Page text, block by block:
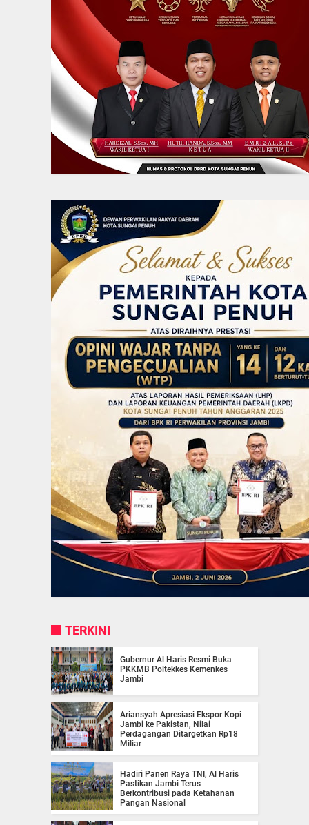
TERKINI
Gubernur Al Haris Resmi Buka
PKKMB Poltekkes Kemenkes
Jambi
Ariansyah Apresiasi Ekspor Kopi
Jambi ke Pakistan, Nilai
Perdagangan Ditargetkan Rp18
Miliar
Hadiri Panen Raya TNI, Al Haris
Pastikan Jambi Terus
Berkontribusi pada Ketahanan
Pangan Nasional